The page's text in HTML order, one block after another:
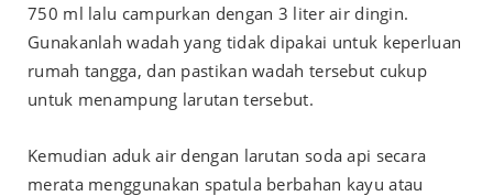
750 ml lalu campurkan dengan 3 liter air dingin.
Gunakanlah wadah yang tidak dipakai untuk keperluan
rumah tangga, dan pastikan wadah tersebut cukup
untuk menampung larutan tersebut.
Kemudian aduk air dengan larutan soda api secara
merata menggunakan spatula berbahan kayu atau